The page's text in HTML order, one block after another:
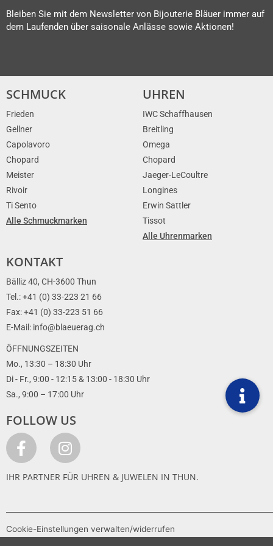
Bleiben Sie mit dem Newsletter von Bijouterie Bläuer immer auf
dem Laufenden über saisonale Anlässe sowie Aktionen!
SCHMUCK
Frieden
Gellner
Capolavoro
Chopard
Meister
Rivoir
Ti Sento
Alle Schmuckmarken
UHREN
IWC Schaffhausen
Breitling
Omega
Chopard
Jaeger-LeCoultre
Longines
Erwin Sattler
Tissot
Alle Uhrenmarken
KONTAKT
Bälliz 40, CH-3600 Thun
Tel.: +41 (0) 33-223 21 66
Fax: +41 (0) 33-223 51 66
E-Mail: info@blaeuerag.ch
ÖFFNUNGSZEITEN
Mo., 13:30 – 18:30 Uhr
Di - Fr., 9:00 - 12:15 & 13:00 - 18:30 Uhr
Sa., 9:00 – 17:00 Uhr
FOLLOW US
IHR PARTNER FÜR UHREN & JUWELEN IN THUN.
Cookie-Einstellungen verwalten/widerrufen